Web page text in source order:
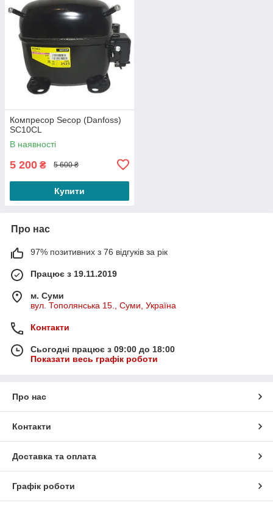
Компресор Secop (Danfoss)
SC10CL
В наявності
5 200 ₴ 5 600 ₴
Купити
Про нас
97% позитивних з 76 відгуків за рік
Працює з 19.11.2019
м. Суми
вул. Тополянська 15., Суми, Україна
Контакти
Сьогодні працює з 09:00 до 18:00
Показати весь графік роботи
Про нас
Контакти
Доставка та оплата
Графік роботи